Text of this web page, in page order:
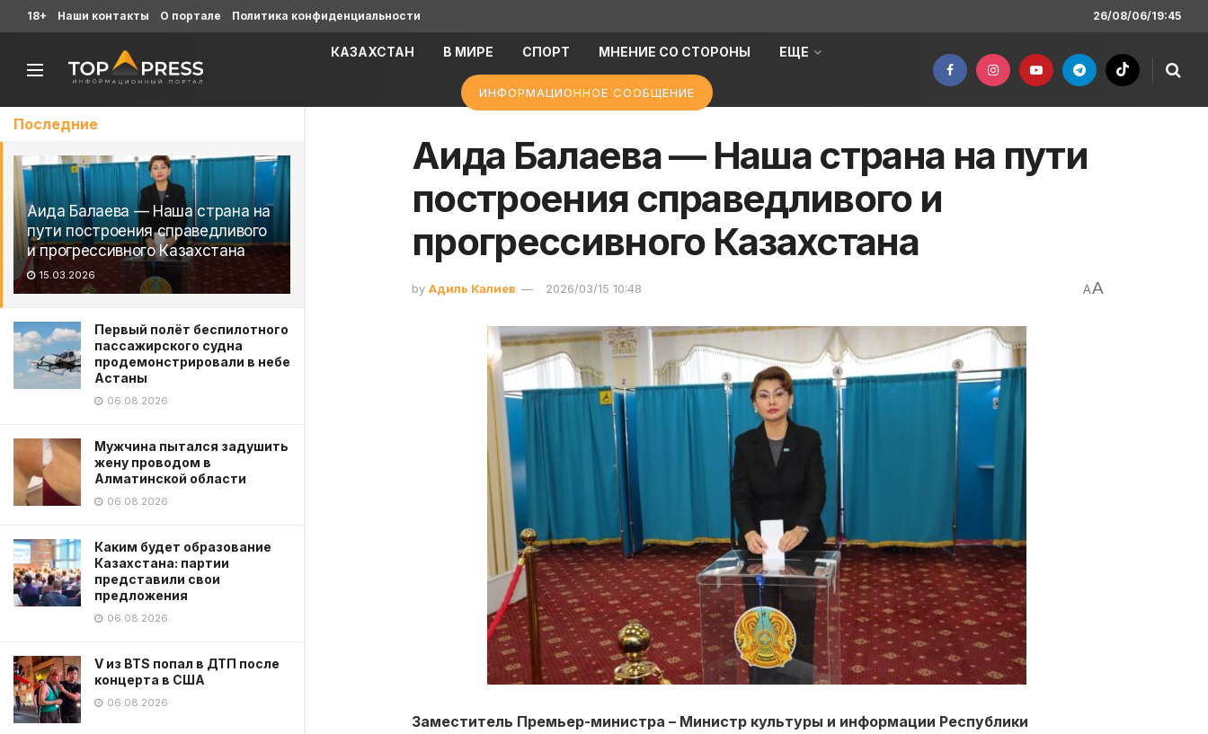
Последние
Аида Балаева — Наша страна на
пути построения справедливого
и прогрессивного Казахстана
15.03.2026
Первый полёт беспилотного
пассажирского судна
продемонстрировали в небе
Астаны
06.08.2026
Мужчина пытался задушить
жену проводом в
Алматинской области
06.08.2026
Каким будет образование
Казахстана: партии
представили свои
предложения
06.08.2026
V из BTS попал в ДТП после
концерта в США
06.08.2026
18+ Наши контакты О портале Политика конфиденциальности 26/08/06/19:45
КАЗАХСТАН В МИРЕ СПОРТ МНЕНИЕ СО СТОРОНЫ ЕЩЕ
ИНФОРМАЦИОННОЕ СООБЩЕНИЕ
Аида Балаева — Наша страна на пути
построения справедливого и
прогрессивного Казахстана
by Адиль Калиев 2026/03/15 10:48 AA
Заместитель Премьер-министра – Министр культуры и информации Республики